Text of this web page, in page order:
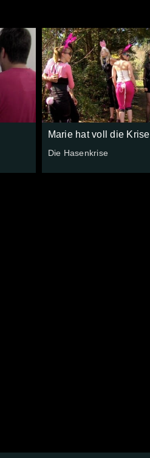
Marie hat voll die Krise
Die Hasenkrise